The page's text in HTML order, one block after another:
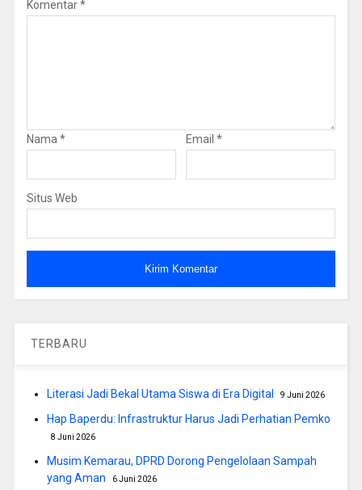
Komentar*
Nama* Email *
Situs Web
TERBARU
Literasi Jadi Bekal Utama Siswa di Era Digital 9 Juni 2026
Hap Baperdu: Infrastruktur Harus Jadi Perhatian Pemko
8 Juni 2026
Musim Kemarau, DPRD Dorong Pengelolaan Sampah
yang Aman
6 Juni 2026